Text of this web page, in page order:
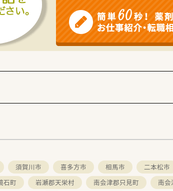
局グループのビジョンや社内規定などをご案
薬局の薬剤師』として、安心してキャリアを
と絡めて中途入社専門の体系的な研修をご用
す。
ルチャレンジ制度」では「現場主義」を念頭に、
スタッフの思いを実現する取り組みも行って
彩なキャリアステップをご用意しております
いる『さくら薬局グループ』でご活躍されてみ
須賀川市 喜多方市 相馬市 二本松市
石町 岩瀬郡天栄村 南会津郡只見町 南会